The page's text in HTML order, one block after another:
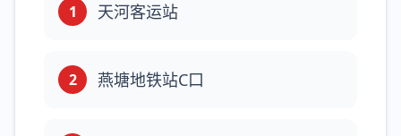
1 天河客运站
2 燕塘地铁站C口